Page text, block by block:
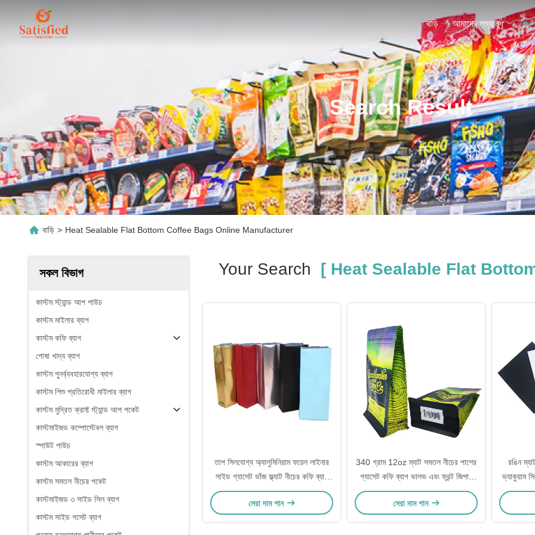
বাড়ি আমাদের সম্বন্ধে পণ্য
Search Result
বাড়ি > Heat Sealable Flat Bottom Coffee Bags Online Manufacturer
সকল বিভাগ
কাস্টম স্ট্যান্ড আপ পাউচ
কাস্টম মাইলার ব্যাগ
কাস্টম কফি ব্যাগ
পোষা খাদ্য ব্যাগ
কাস্টম পুনর্ব্যবহারযোগ্য ব্যাগ
কাস্টম শিশু প্রতিরোধী মাইলার ব্যাগ
কাস্টম মুদ্রিত ক্রাফ্ট স্ট্যান্ড আপ পকেট
কাস্টমাইজড কম্পোস্টেবল ব্যাগ
স্পাউট পাউচ
কাস্টম আকারের ব্যাগ
কাস্টম সমতল নীচের পকেট
কাস্টমাইজড ৩ সাইড সিল ব্যাগ
কাস্টম সাইড গসেট ব্যাগ
Your Search [ Heat Sealable Flat
তাপ সিলযোগ্য অ্যালুমিনিয়াম ফয়েল লাইনার
সাইড গ্যাসেট ভাঁজ ফ্ল্যাট নীচের কফি ব্যাগ
কফি বিন চা পাতা প্যাক জন্য ভালভ সঙ্গে
সেরা দাম পান
340 গ্রাম 12oz ম্যাট সমতল নীচের পাশের
গ্যাসেট কফি ব্যাগ ভালভ এবং ফ্রন্ট জিপার
সঙ্গে
সেরা দাম পান
রঙিন
ভ্যাকুয়াম
ব্যাগ